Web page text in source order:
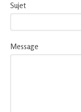
Sujet
Message